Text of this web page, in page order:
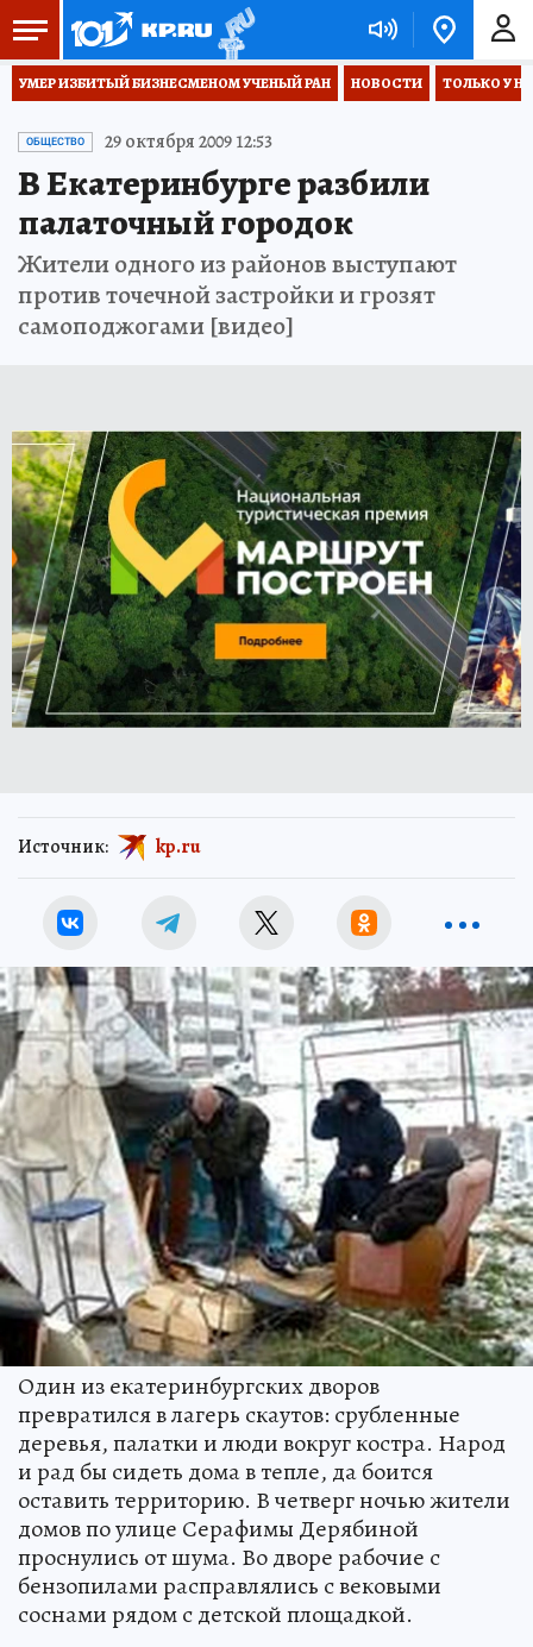
УМЕР ИЗБИТЫЙ БИЗНЕСМЕНОМ УЧЕНЫЙ РАН НОВОСТИ ТОЛЬКО У
ОБЩЕСТВО 29 октября 2009 12:53
В Екатеринбурге разбили
палаточный городок
Жители одного из районов выступают
против точечной застройки и грозят
самоподжогами [видео]
Источник: kp.ru
Один из екатеринбургских дворов
превратился в лагерь скаутов: срубленные
деревья, палатки и люди вокруг костра. Народ
и рад бы сидеть дома в тепле, да боится
оставить территорию. В четверг ночью жители
домов по улице Серафимы Дерябиной
проснулись от шума. Во дворе рабочие с
бензопилами расправлялись с вековыми
соснами рядом с детской площадкой.